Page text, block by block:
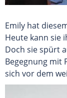
Emily hat
Heute kann sie
Doch sie spürt
Begegnung mit
sich vor dem